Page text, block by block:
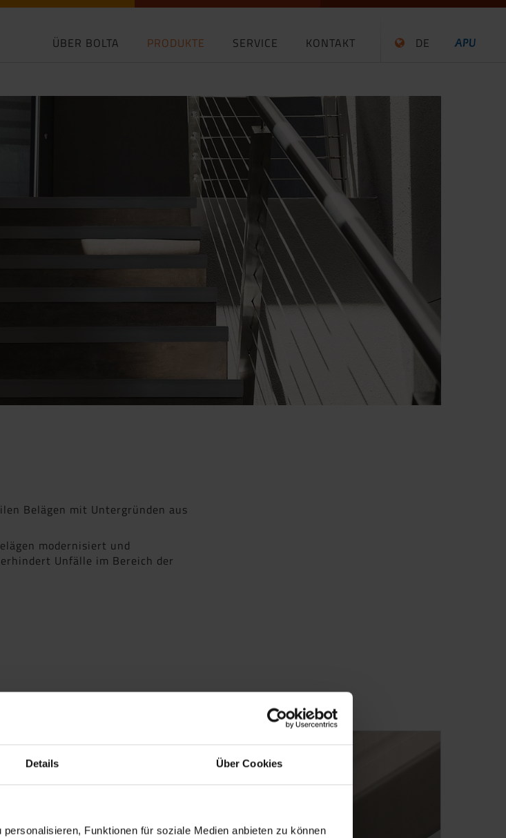
Details Über Cookies
Funktionen für soziale Medien anbieten zu können
ÜBER BOLTA PRODUKTE SERVICE KONTAKT DE
Belägen mit Untergründen aus
modernisiert und
Unfälle im Bereich der